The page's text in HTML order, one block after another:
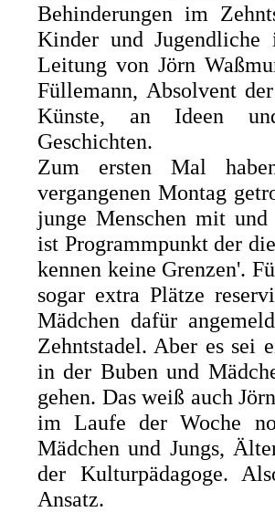
Behinderungen im
Kinder und
Leitung von Jörn
Füllemann, Absolvent
Künste, an Ideen
Geschichten.
Zum ersten Mal
vergangenen Montag
junge Menschen mit
ist Programmpunkt der
kennen keine Grenzen'.
sogar extra Plätze
Mädchen dafür
Zehntstadel. Aber es sei
in der Buben und
gehen. Das weiß auch
im Laufe der Woche
Mädchen und Jungs,
der Kulturpädagoge.
Ansatz.